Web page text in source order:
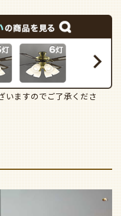
いますのでご了承くださ